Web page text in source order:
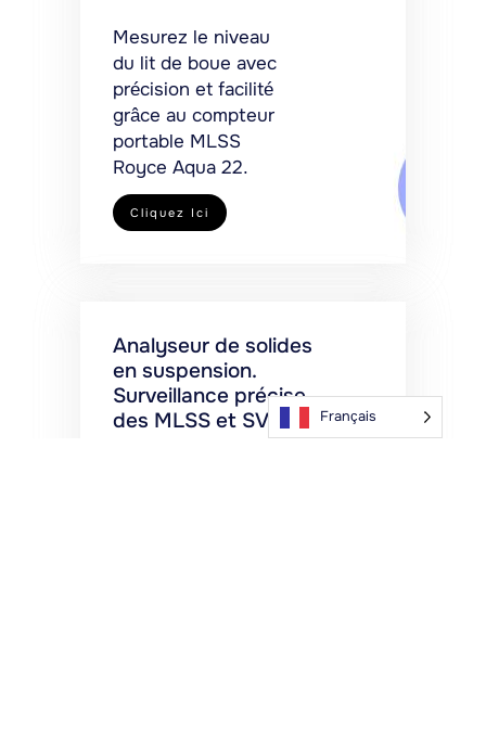
Mesurez le niveau
du lit de boue avec
précision et facilité
grâce au compteur
portable MLSS
Royce Aqua 22.
Cliquez Ici
Analyseur de solides
en suspension.
Surveillance précise
des MLSS et SVI
Français